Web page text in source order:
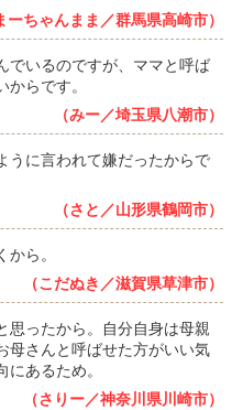
ーちゃんまま／群馬県高崎市）
でいるのですが、ママと呼ば
らです。
（みー／埼玉県八潮市）
うに言われて嫌だったからで
（さと／山形県鶴岡市）
ら。
（こだぬき／滋賀県草津市）
思ったから。自分自身は母親
母さんと呼ばせた方がいい気
あるため。
（さりー／神奈川県川崎市）